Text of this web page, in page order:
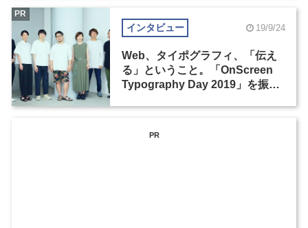
インタビュー 19/9/24
Web、タイポグラフィ、「伝え
る」ということ。「OnScreen
Typography Day 2019」を振り
PR
PR